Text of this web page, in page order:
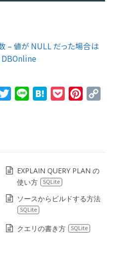
– 値が NULL だった場合は
DBOnline
TwitterLine HatenaPocket
EXPLAIN QUERY PLAN の
使い方
SQLite
ソースからビルドする方法
SQLite
クエリの書き方 SQLite